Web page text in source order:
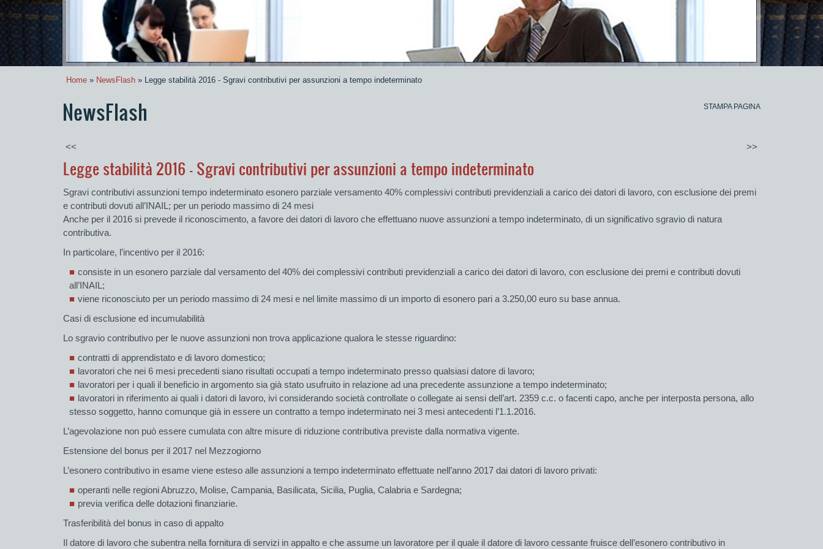
Home » NewsFlash » Legge stabilità 2016 - Sgravi contributivi per assunzioni a tempo indeterminato
NewsFlash STAMPA PAGINA
<< >>
Legge stabilità 2016 - Sgravi contributivi per assunzioni a tempo indeterminato
Sgravi contributivi assunzioni tempo indeterminato esonero parziale versamento 40% complessivi contributi previdenziali a carico dei datori di lavoro, con esclusione dei premi
e contributi dovuti all’INAIL; per un periodo massimo di 24 mesi
Anche per il 2016 si prevede il riconoscimento, a favore dei datori di lavoro che effettuano nuove assunzioni a tempo indeterminato, di un significativo sgravio di natura
contributiva.
In particolare, l’incentivo per il 2016:
consiste in un esonero parziale dal versamento del 40% dei complessivi contributi previdenziali a carico dei datori di lavoro, con esclusione dei premi e contributi dovuti
all’INAIL;
viene riconosciuto per un periodo massimo di 24 mesi e nel limite massimo di un importo di esonero pari a 3.250,00 euro su base annua.
Casi di esclusione ed incumulabilità
Lo sgravio contributivo per le nuove assunzioni non trova applicazione qualora le stesse riguardino:
contratti di apprendistato e di lavoro domestico;
lavoratori che nei 6 mesi precedenti siano risultati occupati a tempo indeterminato presso qualsiasi datore di lavoro;
lavoratori per i quali il beneficio in argomento sia già stato usufruito in relazione ad una precedente assunzione a tempo indeterminato;
lavoratori in riferimento ai quali i datori di lavoro, ivi considerando società controllate o collegate ai sensi dell’art. 2359 c.c. o facenti capo, anche per interposta persona, allo
stesso soggetto, hanno comunque già in es­se­re un contratto a tempo indeterminato nei 3 mesi antecedenti l’1.1.2016.
L’agevolazione non può essere cumulata con altre misure di riduzione contri­butiva previste dalla normativa vigente.
Estensione del bonus per il 2017 nel Mezzogiorno
L’esonero contributivo in esame viene esteso alle assunzioni a tempo inde­ter­minato effettuate nell’anno 2017 dai datori di lavoro privati:
operanti nelle regioni Abruzzo, Molise, Campania, Basilicata, Sicilia, Pu­glia, Calabria e Sardegna;
previa verifica delle dotazioni finanziarie.
Trasferibilità del bonus in caso di appalto
Il datore di lavoro che subentra nella fornitura di servizi in appalto e che as­su­me un lavoratore per il quale il datore di lavoro cessante fruisce dell’eso­nero con­tri­butivo in